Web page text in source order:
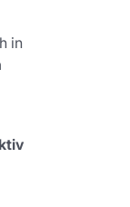
in